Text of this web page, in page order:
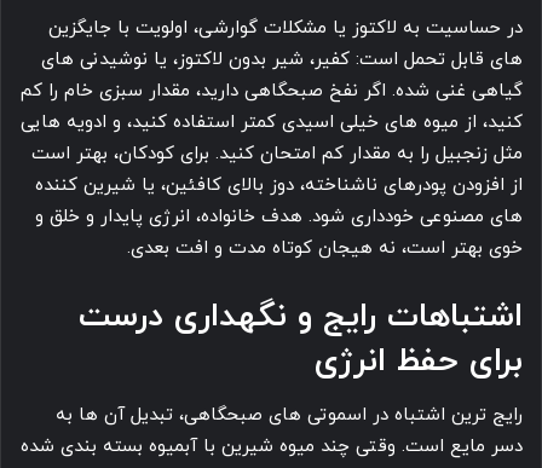
در حساسیت به لاکتوز یا مشکلات گوارشی، اولویت با جایگزین
های قابل تحمل است: کفیر، شیر بدون لاکتوز، یا نوشیدنی های
گیاهی غنی شده. اگر نفخ صبحگاهی دارید، مقدار سبزی خام را کم
کنید، از میوه های خیلی اسیدی کمتر استفاده کنید، و ادویه هایی
مثل زنجبیل را به مقدار کم امتحان کنید. برای کودکان، بهتر است
از افزودن پودرهای ناشناخته، دوز بالای کافئین، یا شیرین کننده
های مصنوعی خودداری شود. هدف خانواده، انرژی پایدار و خلق و
خوی بهتر است، نه هیجان کوتاه مدت و افت بعدی.
اشتباهات رایج و نگهداری درست
برای حفظ انرژی
رایج ترین اشتباه در اسموتی های صبحگاهی، تبدیل آن ها به
دسر مایع است. وقتی چند میوه شیرین با آبمیوه بسته بندی شده